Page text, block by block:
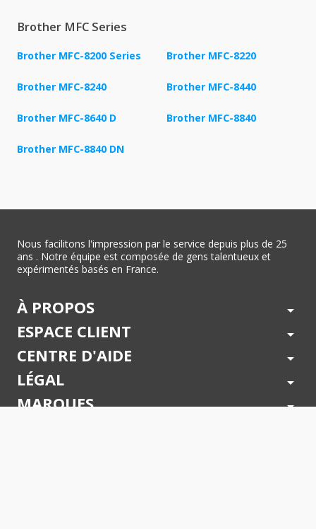
Brother MFC Series
Brother MFC-8200 Series Brother MFC-8220
Brother MFC-8240 Brother MFC-8440
Brother MFC-8640 D Brother MFC-8840
Brother MFC-8840 DN
Nous facilitons l'impression par le service depuis plus de 25
ans . Notre équipe est composée de gens talentueux et
expérimentés basés en France.
À PROPOS arrow_drop_down
ESPACE CLIENT arrow_drop_down
CENTRE D'AIDE arrow_drop_down
LÉGAL arrow_drop_down
MARQUES arrow_drop_down